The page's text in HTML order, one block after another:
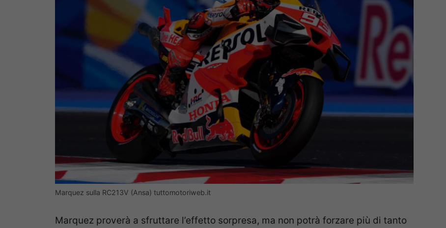
Marquez sulla RC213V (Ansa) tuttomotoriweb.it
Marquez proverà a sfruttare l’effetto sorpresa, ma non potrà forzare più di tanto